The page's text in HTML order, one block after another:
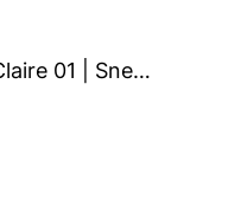
JOSEF SEIBEL Claire 01 | Sneaker für Damen | Blau